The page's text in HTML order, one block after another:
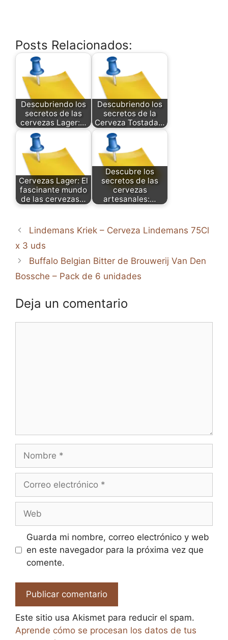
Posts Relacionados:
Descubriendo los
secretos de las
cervezas Lager:…
Descubriendo los
secretos de la
Cerveza Tostada…
Cervezas Lager: El
fascinante mundo
de las cervezas…
Descubre los
secretos de las
cervezas
artesanales:…
Lindemans Kriek – Cerveza Lindemans 75Cl
x 3 uds
Buffalo Belgian Bitter de Brouwerij Van Den
Bossche – Pack de 6 unidades
Deja un comentario
Nombre
Correo
Web
Guarda mi nombre, correo electrónico y web
en este navegador para la próxima vez que
comente.
Este sitio usa Akismet para reducir el spam.
Aprende cómo se procesan los datos de tus